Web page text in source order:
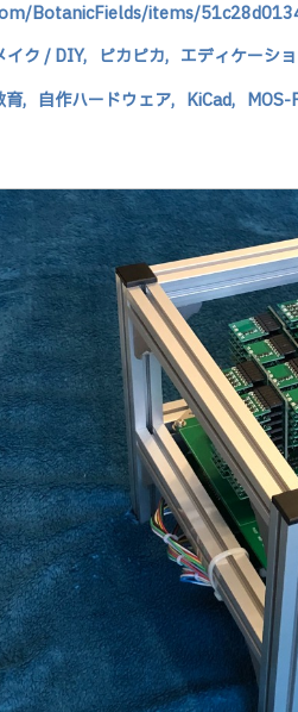
BotanicFields/items/
イク / DIY, ピカピカ, エディケーシ
育, 自作ハードウェア, KiCad, MOS-